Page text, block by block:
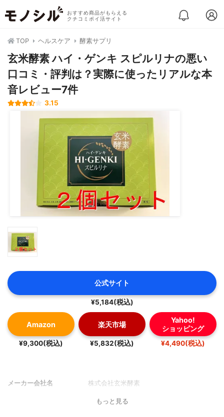
おすすめ商品がもらえる
クチコミポイ活サイト
TOP ヘルスケア 酵素サプリ
玄米酵素 ハイ・ゲンキ スピルリナの悪い
口コミ・評判は？実際に使ったリアルな本
音レビュー7件
3.15
公式サイト
¥5,184(税込)
Amazon
¥9,300(税込)
楽天市場
¥5,832(税込)
Yahoo!
ショッピング
¥4,490(税込)
メーカー会社名 株式会社玄米酵素
もっと見る